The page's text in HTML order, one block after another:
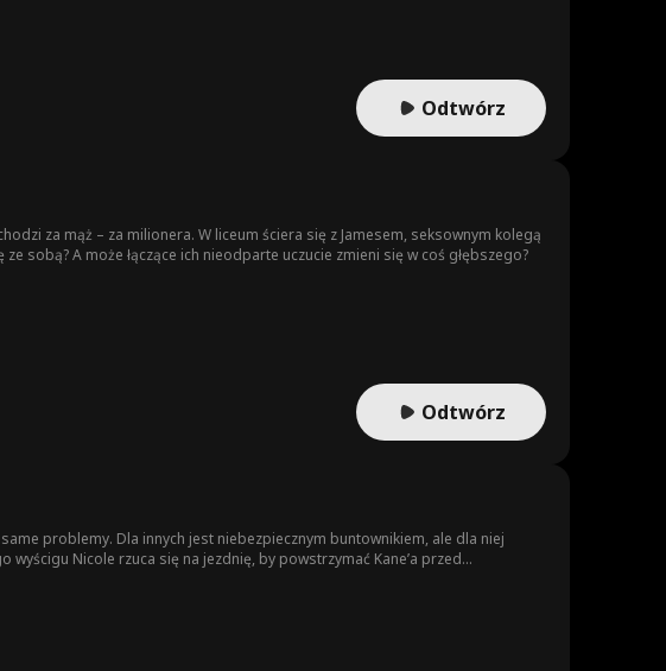
Odtwórz
za mąż – za milionera. W liceum ściera się z Jamesem, seksownym kolegą
sobą? A może łączące ich nieodparte uczucie zmieni się w coś głębszego?
Odtwórz
problemy. Dla innych jest niebezpiecznym buntownikiem, ale dla niej
Nicole rzuca się na jezdnię, by powstrzymać Kane’a przed